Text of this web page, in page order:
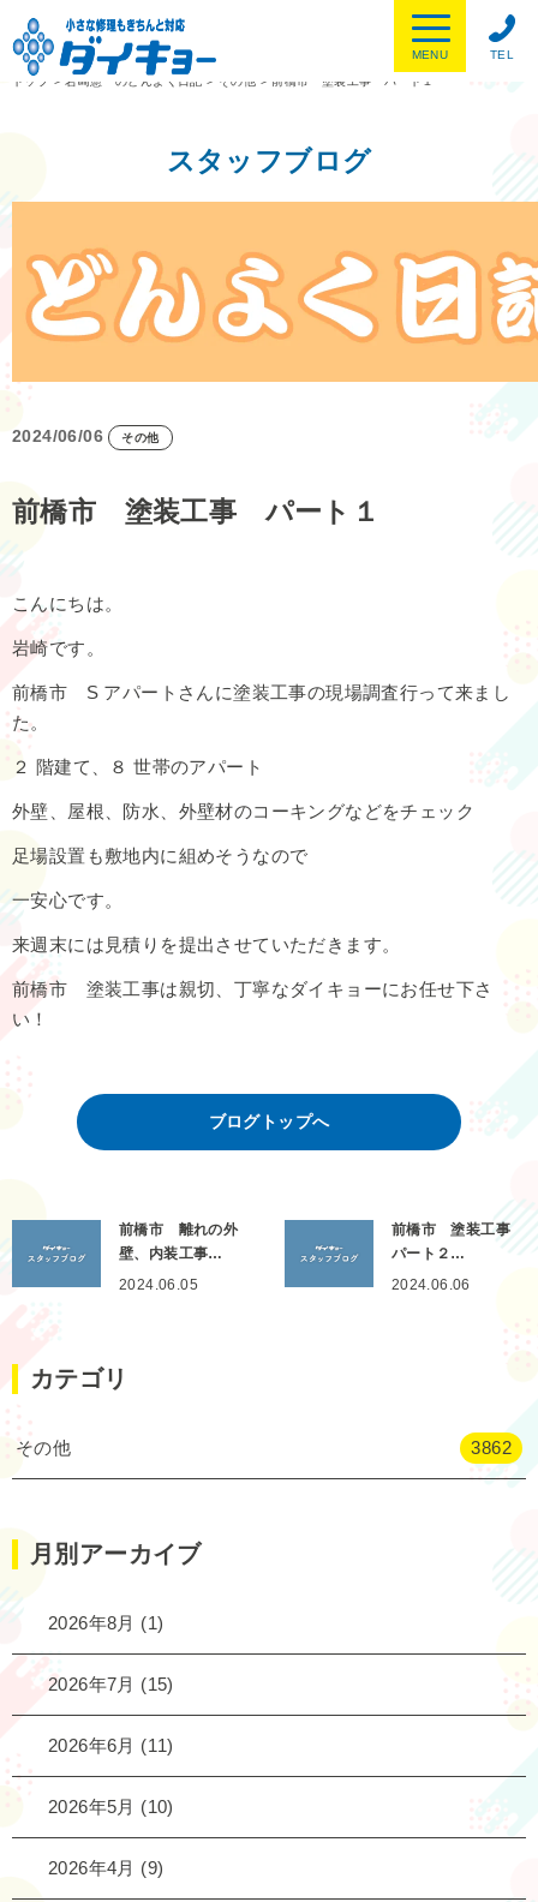
TEL
MENU
トップ
> 岩崎憲一のどんよく日記 > その他 > 前橋市 塗装工事 パート１
スタッフブログ
2024/06/06 その他
前橋市 塗装工事 パート１
こんにちは。
岩崎です。
前橋市 S アパートさんに塗装工事の現場調査行って来まし
た。
２ 階建て、８ 世帯のアパート
外壁、屋根、防水、外壁材のコーキングなどをチェック
足場設置も敷地内に組めそうなので
一安心です。
来週末には見積りを提出させていただきます。
前橋市 塗装工事は親切、丁寧なダイキョーにお任せ下さ
い！
ブログトップへ
前橋市 離れの外
壁、内装工事…
2024.06.05
前橋市 塗装工事
パート２…
2024.06.06
カテゴリ
その他 3862
月別アーカイブ
2026年8月 (1)
2026年7月 (15)
2026年6月 (11)
2026年5月 (10)
2026年4月 (9)